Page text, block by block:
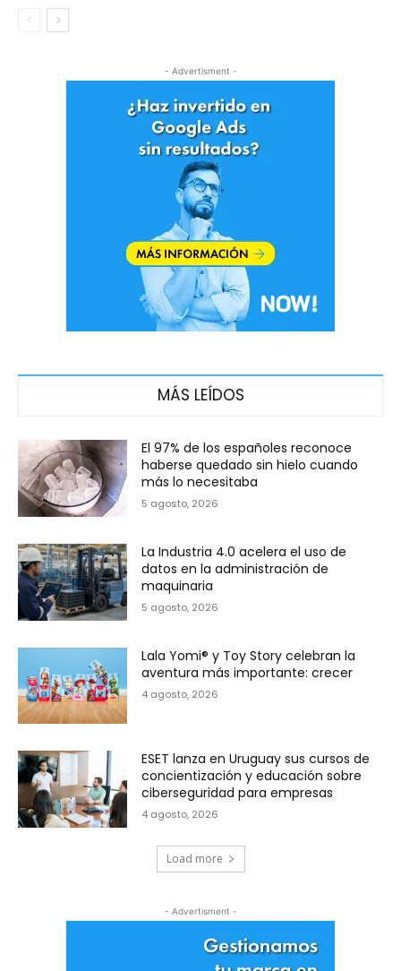
- Advertisment -
MÁS LEÍDOS
El 97% de los españoles reconoce
haberse quedado sin hielo cuando
más lo necesitaba
5 agosto, 2026
La Industria 4.0 acelera el uso de
datos en la administración de
maquinaria
5 agosto, 2026
Lala Yomi® y Toy Story celebran la
aventura más importante: crecer
4 agosto, 2026
ESET lanza en Uruguay sus cursos de
concientización y educación sobre
ciberseguridad para empresas
4 agosto, 2026
Load more
- Advertisment -